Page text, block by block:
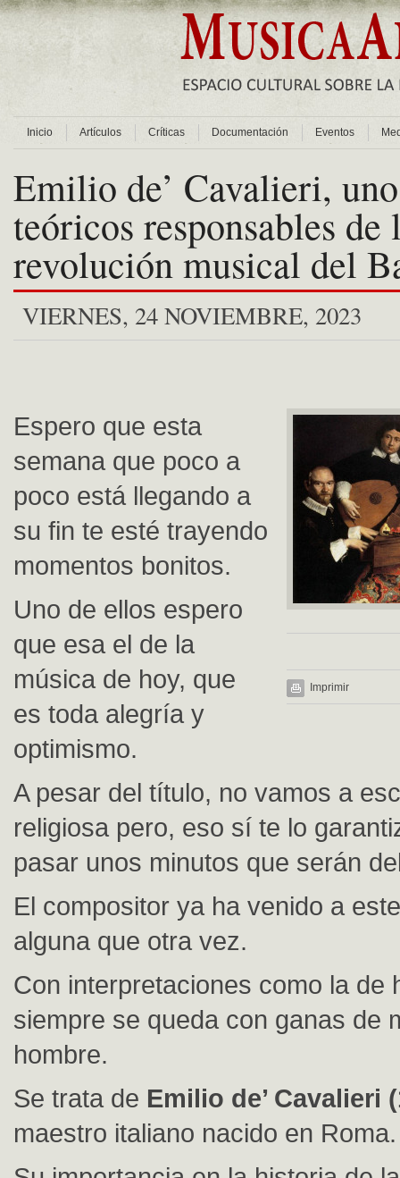
Inicio Artículos Críticas Documentación Eventos
Emilio de’ Cavalieri,
teóricos responsables de
revolución musical del
VIERNES, 24 NOVIEMBRE, 2023
Imprimir
Espero que esta
semana que poco a
poco está llegando a
su fin te esté trayendo
momentos bonitos.
Uno de ellos espero
que esa el de la
música de hoy, que
es toda alegría y
optimismo.
A pesar del título, no vamos a
religiosa pero, eso sí te lo
pasar unos minutos que serán
El compositor ya ha venido a
alguna que otra vez.
Con interpretaciones como la de
siempre se queda con ganas de
hombre.
Se trata de Emilio de’ Cavalieri
maestro italiano nacido en Roma.